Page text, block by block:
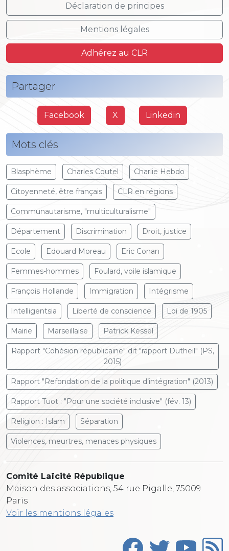
Déclaration de principes
Mentions légales
Adhérez au CLR
Partager
Facebook X Linkedin
Mots clés
Blasphème Charles Coutel Charlie Hebdo
Citoyenneté, être français CLR en régions
Communautarisme, "multiculturalisme"
Département Discrimination Droit, justice
Ecole Edouard Moreau Eric Conan
Femmes-hommes Foulard, voile islamique
François Hollande Immigration Intégrisme
Intelligentsia Liberté de conscience Loi de 1905
Mairie Marseillaise Patrick Kessel
Rapport "Cohésion républicaine" dit "rapport Dutheil" (PS,
2015)
Rapport "Refondation de la politique d’intégration" (2013)
Rapport Tuot : "Pour une société inclusive" (fév. 13)
Religion : Islam Séparation
Violences, meurtres, menaces physiques
Comité Laïcité République
Maison des associations, 54 rue Pigalle, 75009
Paris
Voir les mentions légales